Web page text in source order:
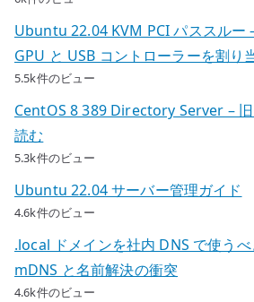
Ubuntu 22.04 KVM PCI パススルー
GPU と USB コントローラーを割り
5.5k件のビュー
CentOS 8 389 Directory Server –
読む
5.3k件のビュー
Ubuntu 22.04 サーバー管理ガイド
4.6k件のビュー
.local ドメインを社内 DNS で使う
mDNS と名前解決の衝突
4.6k件のビュー